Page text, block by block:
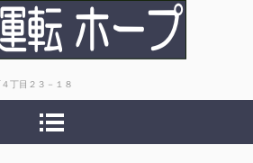
キャッシュレス決
全・丁寧で評判！代
丁目２３－１８